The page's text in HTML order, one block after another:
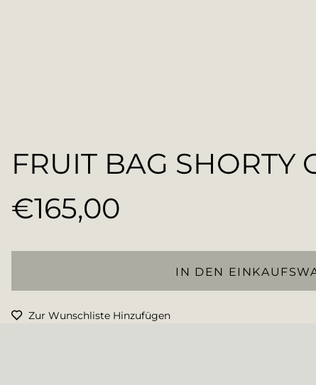
FRUIT BAG SHORTY
Normaler
€165,00
IN DEN
Zur Wunschliste Hinzufügen